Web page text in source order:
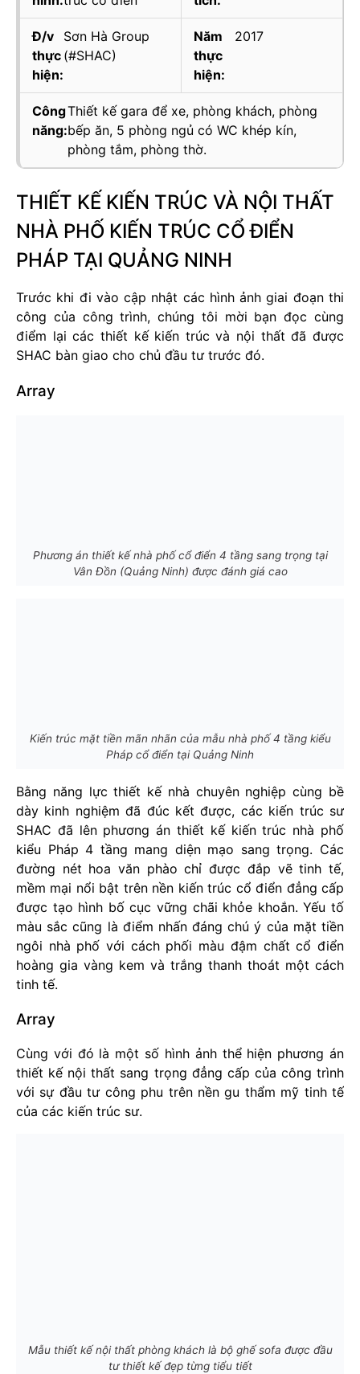
Đ/v
thực
hiện:
Sơn Hà Group
(#SHAC)
Năm
thực
hiện:
2017
Công
năng:
Thiết kế gara để xe, phòng khách, phòng
bếp ăn, 5 phòng ngủ có WC khép kín,
phòng tắm, phòng thờ.
THIẾT KẾ KIẾN TRÚC VÀ NỘI THẤT
NHÀ PHỐ KIẾN TRÚC CỔ ĐIỂN
PHÁP TẠI QUẢNG NINH
Trước khi đi vào cập nhật các hình ảnh giai đoạn thi
công của công trình, chúng tôi mời bạn đọc cùng
điểm lại các thiết kế kiến trúc và nội thất đã được
SHAC bàn giao cho chủ đầu tư trước đó.
Array
Phương án thiết kế nhà phố cổ điển 4 tầng sang trọng tại
Vân Đồn (Quảng Ninh) được đánh giá cao
Kiến trúc mặt tiền mãn nhãn của mẫu nhà phố 4 tầng kiểu
Pháp cổ điển tại Quảng Ninh
Bằng năng lực thiết kế nhà chuyên nghiệp cùng bề
dày kinh nghiệm đã đúc kết được, các kiến trúc sư
SHAC đã lên phương án thiết kế kiến trúc nhà phố
kiểu Pháp 4 tầng mang diện mạo sang trọng. Các
đường nét hoa văn phào chỉ được đắp vẽ tinh tế,
mềm mại nổi bật trên nền kiến trúc cổ điển đẳng cấp
được tạo hình bố cục vững chãi khỏe khoắn. Yếu tố
màu sắc cũng là điểm nhấn đáng chú ý của mặt tiền
ngôi nhà phố với cách phối màu đậm chất cổ điển
hoàng gia vàng kem và trắng thanh thoát một cách
tinh tế.
Array
Cùng với đó là một số hình ảnh thể hiện phương án
thiết kế nội thất sang trọng đẳng cấp của công trình
với sự đầu tư công phu trên nền gu thẩm mỹ tinh tế
của các kiến trúc sư.
Mẫu thiết kế nội thất phòng khách là bộ ghế sofa được đầu
tư thiết kế đẹp từng tiểu tiết